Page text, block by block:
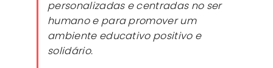
personalizadas e centradas no ser
humano e para promover um
ambiente educativo positivo e
solidário.